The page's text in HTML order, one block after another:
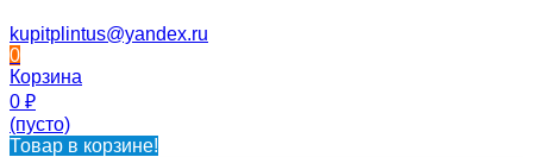
kupitplintus@yandex.ru
0
Корзина
0 ₽
(пусто)
Товар в корзине!